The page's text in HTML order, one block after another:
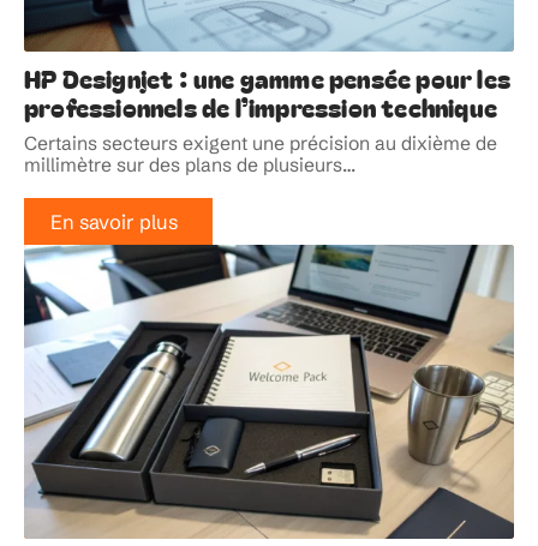
HP Designjet : une gamme pensée pour les
professionnels de l’impression technique
Certains secteurs exigent une précision au dixième de
millimètre sur des plans de plusieurs…
En savoir plus